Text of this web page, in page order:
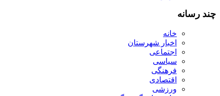
چند رسانه
خانه
اخبار شهرستان
اجتماعی
سیاسی
فرهنگی
اقتصادی
ورزشی